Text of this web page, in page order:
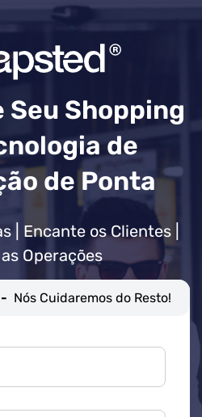
Shopping
de
de Ponta
| Encante os Clientes |
Operações
Nós Cuidaremos do Resto!